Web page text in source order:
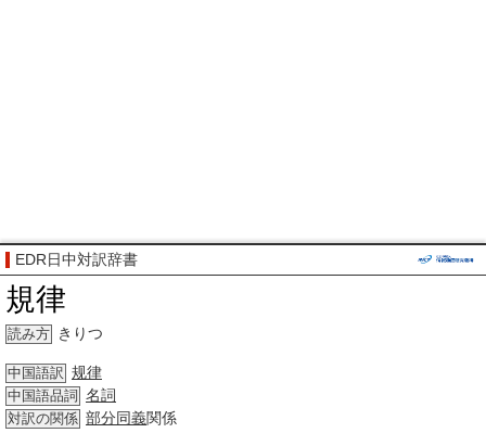
EDR日中対訳辞書
規律
読み方 きりつ
中国語訳 规律
中国語品詞 名詞
対訳の関係 部分同義関係